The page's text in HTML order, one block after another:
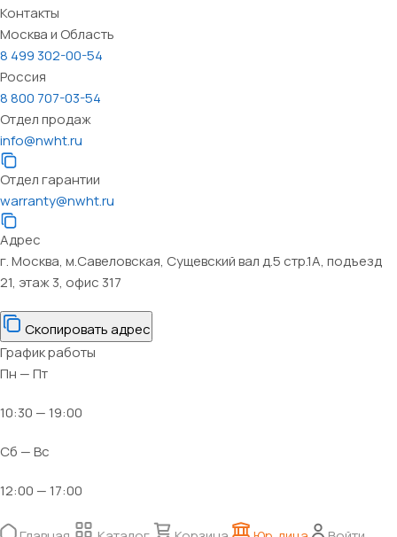
Контакты
Москва и Область
8 499 302-00-54
Россия
8 800 707-03-54
Отдел продаж
info@nwht.ru
Отдел гарантии
warranty@nwht.ru
Адрес
г. Москва, м.Савеловская, Сущевский вал д.5 стр.1А, подъезд
21, этаж 3, офис 317
Скопировать адрес
График работы
Пн — Пт
10:30 — 19:00
Сб — Вс
12:00 — 17:00